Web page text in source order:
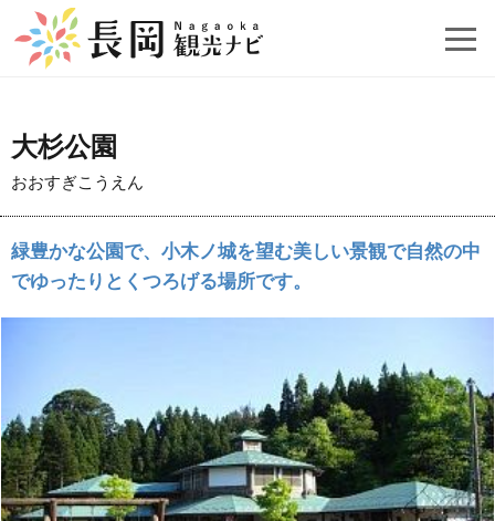
大杉公園
おおすぎこうえん
緑豊かな公園で、小木ノ城を望む美しい景観で自然の中
でゆったりとくつろげる場所です。